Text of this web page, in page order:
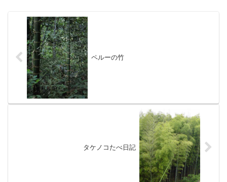
ペルーの竹
タケノコたべ日記